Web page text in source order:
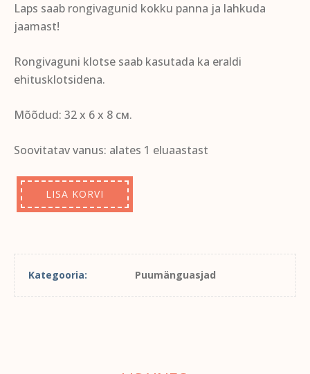
Laps saab rongivagunid kokku panna ja lahkuda
jaamast!
Rongivaguni klotse saab kasutada ka eraldi
ehitusklotsidena.
Mõõdud: 32 х 6 х 8 см.
Soovitatav vanus: alates 1 eluaastast
LISA KORVI
Kategooria: Puumänguasjad